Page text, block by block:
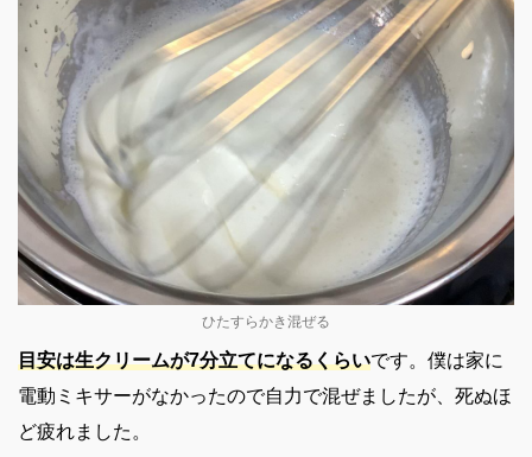
ひたすらかき混ぜる
目安は生クリームが7分立てになるくらいです。僕は家に
電動ミキサーがなかったので自力で混ぜましたが、死ぬほ
ど疲れました。